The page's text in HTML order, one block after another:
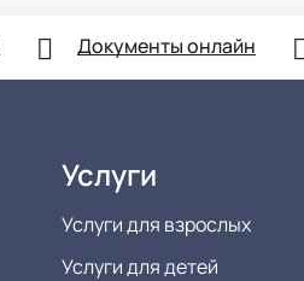
Документы онлайн
Услуги
Услуги для взрослых
Услуги для детей